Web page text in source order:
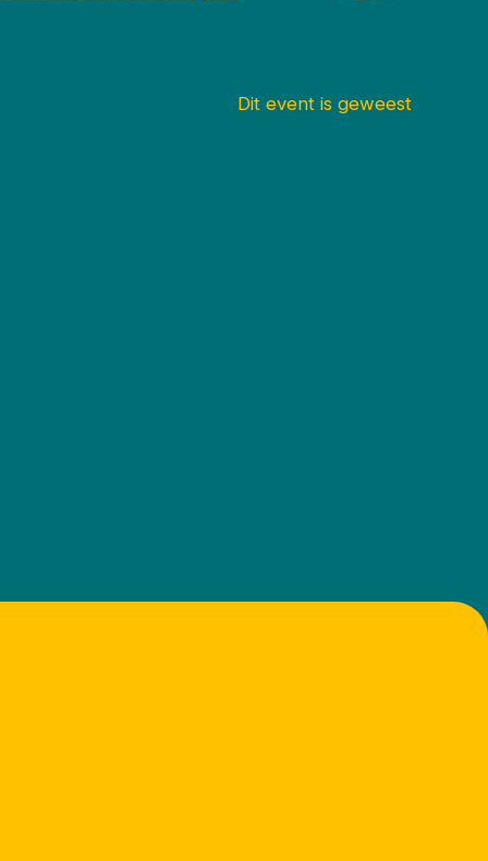
Dit event is geweest